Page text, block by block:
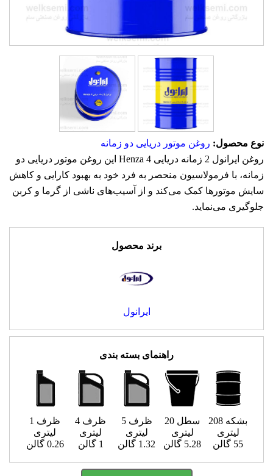
نوع محصول: روغن موتور دریایی دو زمانه
روغن ایرانول 2 زمانه دریایی Henza 4 این روغن موتور دریایی دو
زمانه، با فرمولاسیون منحصر به فرد خود به بهبود کارایی و کاهش
سایش موتورها کمک می‌کند و از آسیب‌های ناشی از گرما و کربن
جلوگیری می‌نماید.
برند محصول
ایرانول
راهنمای بسته بندی
بشکه 208
لیتری
55 گالن
سطل 20
لیتری
5.28 گالن
ظرف 5
لیتری
1.32 گالن
ظرف 4
لیتری
1 گالن
ظرف 1
لیتری
0.26 گالن